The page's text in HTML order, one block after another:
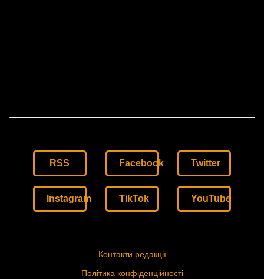
RSS Facebook Twitter
Instagram TikTok YouTube
Контакти редакції
Політика конфіденційності